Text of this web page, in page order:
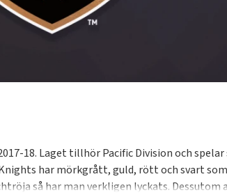
18. Laget tillhör Pacific Division och
har mörkgrått, guld, rött och svart
så har man verkligen lyckats.